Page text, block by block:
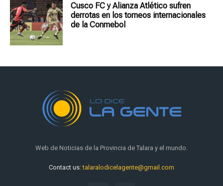
Cusco FC y Alianza Atlético sufren
derrotas en los torneos internacionales
de la Conmebol
Web de Noticias de la Provincia de Talara y el mundo.
Contact us:talaralodicelagente@gmail.com